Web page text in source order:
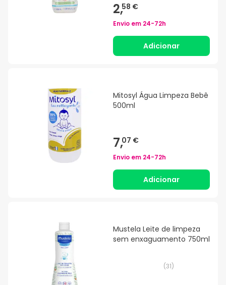
2,58 €
Envio em 24-72h
Adicionar
Mitosyl Água Limpeza Bebê
500ml
7,07 €
Envio em 24-72h
Adicionar
Mustela Leite de limpeza
sem enxaguamento 750ml
(31)